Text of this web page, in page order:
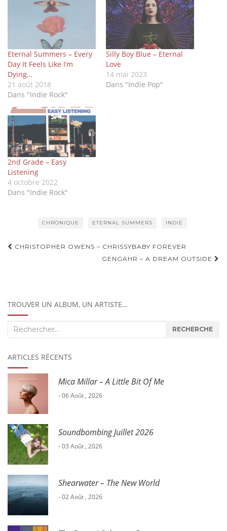
Eternal Summers – Every
Day It Feels Like I’m
Dying…
21 août 2018
Dans "Indie Rock"
Silly Boy Blue – Eternal
Love
14 mai 2023
Dans "Indie Pop"
2nd Grade – Easy
Listening
4 octobre 2022
Dans "Indie Rock"
CHRONIQUE ETERNAL SUMMERS INDIE
Navigation
CHRISTOPHER OWENS – CHRISSYBABY FOREVER
GENGAHR – A DREAM OUTSIDE
TROUVER UN ALBUM, UN ARTISTE…
Recherche
RECHERCHE
ARTICLES RÉCENTS
Mica Millar – A Little Bit Of Me
- 06 Août , 2026
Soundbombing Juillet 2026
- 03 Août , 2026
Shearwater – The New World
- 02 Août , 2026